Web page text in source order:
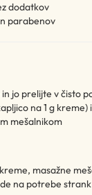
dodatkov
parabenov
jo prelijte v čisto
na 1 g kreme)
mešalnikom
masažne
na potrebe